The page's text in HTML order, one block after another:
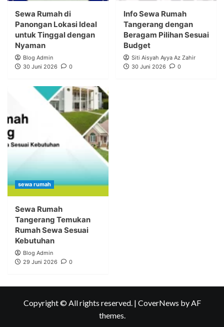
Sewa Rumah di
Panongan Lokasi Ideal
untuk Tinggal dengan
Nyaman
Blog Admin
30 Juni 2026
0
Info Sewa Rumah
Tangerang dengan
Beragam Pilihan Sesuai
Budget
Siti Aisyah Ayya Az Zahir
30 Juni 2026
0
sewa rumah
Sewa Rumah
Tangerang Temukan
Rumah Sewa Sesuai
Kebutuhan
Blog Admin
29 Juni 2026
0
Copyright © All rights reserved. | CoverNews by AF
themes.